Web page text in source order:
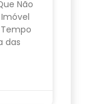
Não
das